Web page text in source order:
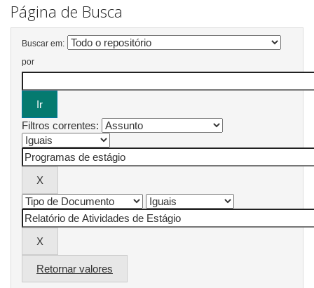
Página de Busca
Buscar em:
por
Filtros correntes:
Retornar valores